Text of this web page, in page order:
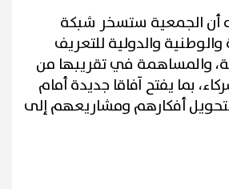
أن الجمعية ستسخر شبكة
والدولية للتعريف
والمساهمة في تقريبها من
بما يفتح آفاقا جديدة أمام
لتحويل أفكارهم ومشاريعهم إلى